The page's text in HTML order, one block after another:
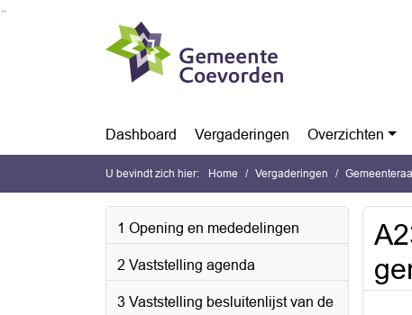
Ga naar de inhoud van deze pagina
Ga naar het zoeken
Ga naar het menu
Dashboard Vergaderingen Overzichten
U bevindt zich hier: Home Vergaderingen
1 Opening en mededelingen
2 Vaststelling agenda
3 Vaststelling besluitenlijst van de